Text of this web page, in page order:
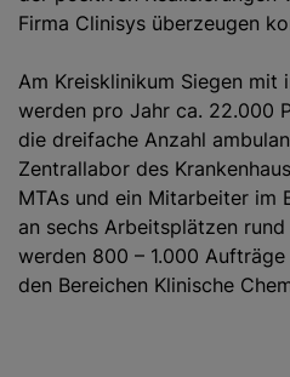
Firma Clinisys überzeugen
Am Kreisklinikum Siegen mit
werden pro Jahr ca. 22.000
die dreifache Anzahl
Zentrallabor des
MTAs und ein Mitarbeiter im
an sechs Arbeitsplätzen
werden 800 – 1.000
den Bereichen Klinische